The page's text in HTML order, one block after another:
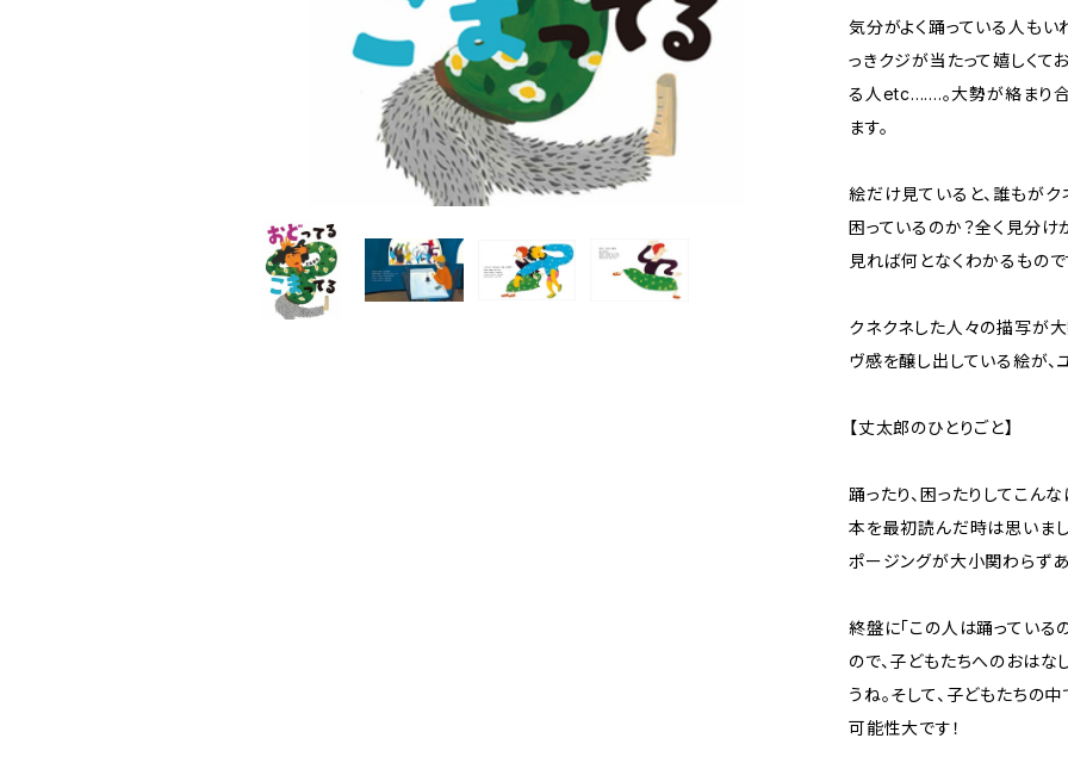
気分がよく踊っている人もい
っきクジが当たって嬉しくて
る人etc.......。大勢が絡まり
ます。
絵だけ見ていると、誰もがク
困っているのか？全く見分
見れば何となくわかるもので
クネクネした人々の描写が
ヴ感を醸し出している絵が、
【丈太郎のひとりごと】
踊ったり、困ったりしてこん
本を最初読んだ時は思いま
ポージングが大小関わらずあ
終盤に「この人は踊っている
ので、子どもたちへのおはな
うね。そして、子どもたちの
可能性大です！